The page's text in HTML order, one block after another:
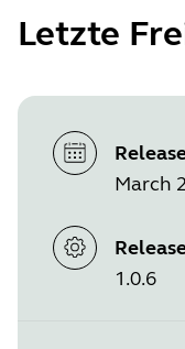
Letzte
March
1.0.6